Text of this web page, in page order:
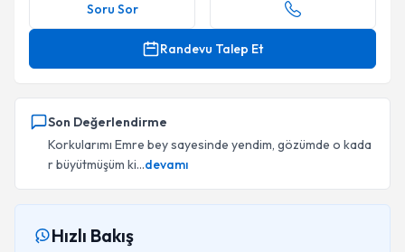
Soru Sor
Randevu Talep Et
Son Değerlendirme
Korkularımı Emre bey sayesinde yendim, gözümde o kada
r büyütmüşüm ki...devamı
Hızlı Bakış